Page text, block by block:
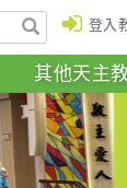
登入
其他天主